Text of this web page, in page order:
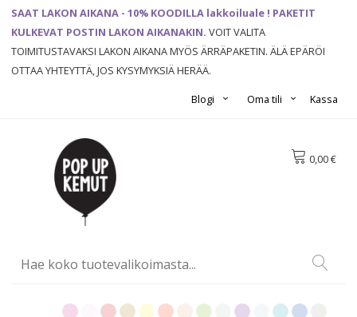
SAAT LAKON AIKANA - 10% KOODILLA lakkoiluale ! PAKETIT
KULKEVAT POSTIN LAKON AIKANAKIN.VOIT VALITA
TOIMITUSTAVAKSI LAKON AIKANA MYÖS ÄRRÄPAKETIN. ÄLÄ EPÄRÖI
OTTAA YHTEYTTÄ, JOS KYSYMYKSIÄ HERÄÄ.
Kassa
Oma tili
Blogi
0,00 €